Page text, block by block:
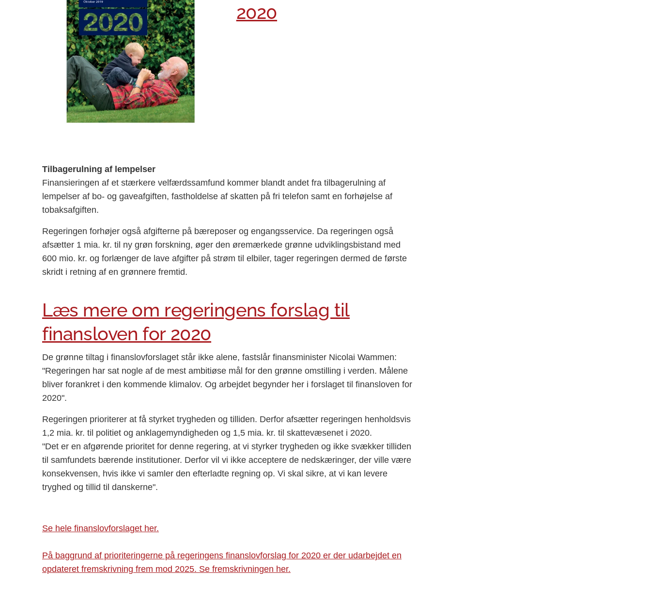
2020
Tilbagerulning af lempelser
Finansieringen af et stærkere velfærdssamfund kommer blandt andet fra tilbagerulning af
lempelser af bo- og gaveafgiften, fastholdelse af skatten på fri telefon samt en forhøjelse af
tobaksafgiften.
Regeringen forhøjer også afgifterne på bæreposer og engangsservice. Da regeringen også
afsætter 1 mia. kr. til ny grøn forskning, øger den øremærkede grønne udviklingsbistand med
600 mio. kr. og forlænger de lave afgifter på strøm til elbiler, tager regeringen dermed de første
skridt i retning af en grønnere fremtid.
Læs mere om regeringens forslag til
finansloven for 2020
De grønne tiltag i finanslovforslaget står ikke alene, fastslår finansminister Nicolai Wammen:
"Regeringen har sat nogle af de mest ambitiøse mål for den grønne omstilling i verden. Målene
bliver forankret i den kommende klimalov. Og arbejdet begynder her i forslaget til finansloven for
2020".
Regeringen prioriterer at få styrket trygheden og tilliden. Derfor afsætter regeringen henholdsvis
1,2 mia. kr. til politiet og anklagemyndigheden og 1,5 mia. kr. til skattevæsenet i 2020.
"Det er en afgørende prioritet for denne regering, at vi styrker trygheden og ikke svækker tilliden
til samfundets bærende institutioner. Derfor vil vi ikke acceptere de nedskæringer, der ville være
konsekvensen, hvis ikke vi samler den efterladte regning op. Vi skal sikre, at vi kan levere
tryghed og tillid til danskerne".
Se hele finanslovforslaget her.
På baggrund af prioriteringerne på regeringens finanslovforslag for 2020 er der udarbejdet en
opdateret fremskrivning frem mod 2025. Se fremskrivningen her.